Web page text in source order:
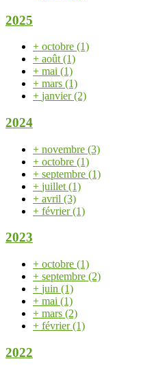
2025
+ octobre (1)
+ août (1)
+ mai (1)
+ mars (1)
+ janvier(2)
2024
+ novembre (3)
+ octobre (1)
+ septembre (1)
+ juillet (1)
+ avril (3)
+ février(1)
2023
+ octobre (1)
+ septembre (2)
+ juin (1)
+ mai (1)
+ mars (2)
+ février(1)
2022